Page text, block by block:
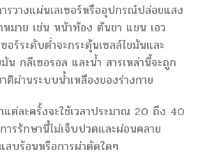
รวางแผ่นเลเซอร์หรืออุปกรณ์ปล่อยแสง
หมาย เช่น หน้าท้อง ต้นขา แขน เอว
อร์ระดับต่ำจะกระตุ้นเซลล์ไขมันและ
น กลีเซอรอล และน้ำ สารเหล่านี้จะถูก
ติผ่านระบบน้ำเหลืองของร่างกาย
แต่ละครั้งจะใช้เวลาประมาณ 20 ถึง 40
รรักษานี้ไม่เจ็บปวดและผ่อนคลาย
สบร้อนหรือการผ่าตัดใดๆ